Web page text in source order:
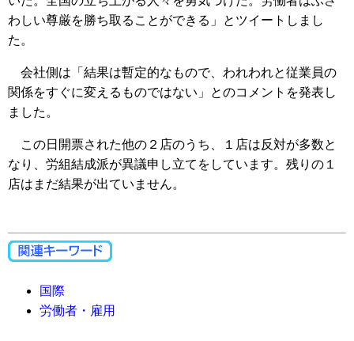
わしい尊厳を勝ち取ることができる」とツイートしまし
た。
会社側は「結果は暫定的なもので、われわれと従業員の
関係をすぐに変えるものではない」とのコメントを発表し
ました。
この日開票された他の２店のうち、１店は反対が多数と
なり、労組結成派が異議申し立てをしています。残りの１
店はまだ結果が出ていません。
国際
労働者・雇用